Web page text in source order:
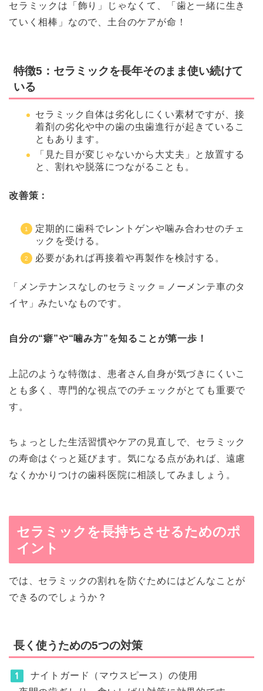
セラミックは「飾り」じゃなくて、「歯と一緒に生き
ていく相棒」なので、土台のケアが命！
特徴5：セラミックを長年そのまま使い続けて
いる
セラミック自体は劣化しにくい素材ですが、接
着剤の劣化や中の歯の虫歯進行が起きているこ
ともあります。
「見た目が変じゃないから大丈夫」と放置する
と、割れや脱落につながることも。
改善策：
定期的に歯科でレントゲンや噛み合わせのチェ
ックを受ける。
必要があれば再接着や再製作を検討する。
「メンテナンスなしのセラミック＝ノーメンテ車のタ
イヤ」みたいなものです。
自分の“癖”や“噛み方”を知ることが第一歩！
上記のような特徴は、患者さん自身が気づきにくいこ
とも多く、専門的な視点でのチェックがとても重要で
す。
ちょっとした生活習慣やケアの見直しで、セラミック
の寿命はぐっと延びます。気になる点があれば、遠慮
なくかかりつけの歯科医院に相談してみましょう。
セラミックを長持ちさせるためのポ
イント
では、セラミックの割れを防ぐためにはどんなことが
できるのでしょうか？
長く使うための5つの対策
ナイトガード（マウスピース）の使用